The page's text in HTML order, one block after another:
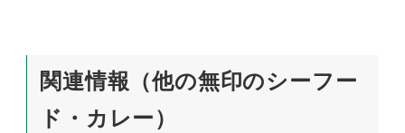
関連情報（他の無印のシーフー
ド・カレー）